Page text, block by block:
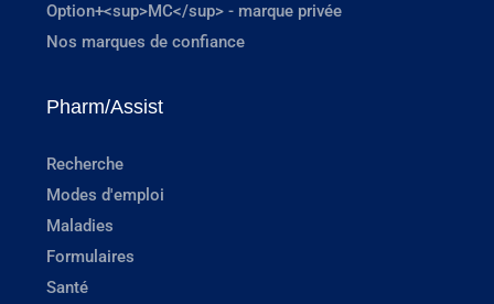
Option+<sup>MC</sup> - marque privée
Nos marques de confiance
Pharm/Assist
Recherche
Modes d'emploi
Maladies
Formulaires
Santé